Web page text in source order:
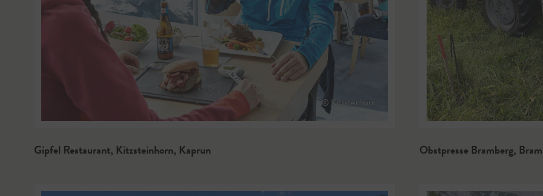
© Kitzsteinhorn
Gipfel Restaurant, Kitzsteinhorn, Kaprun Obstpresse Bramberg,